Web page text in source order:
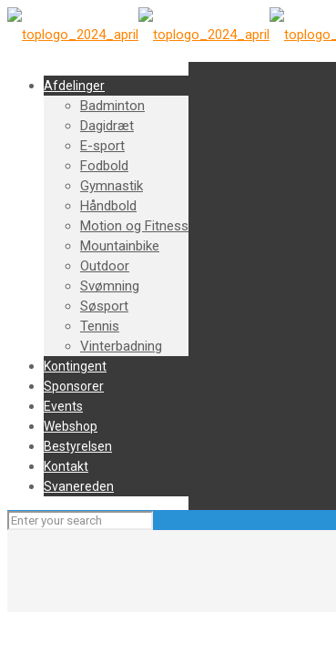
Afdelinger
Badminton
Dagidræt
E-sport
Fodbold
Gymnastik
Håndbold
Motion og Fitness
Mountainbike
Outdoor
Svømning
Søsport
Tennis
Vinterbadning
Kontingent
Sponsorer
Events
Webshop
Bestyrelsen
Kontakt
Svanereden